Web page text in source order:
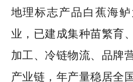
地理标志产品白蕉海
业，已建成集种苗繁育
加工、冷链物流、品牌
产业链，年产量稳居全